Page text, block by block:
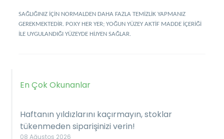
SAĞLIĞINIZ İÇİN NORMALDEN DAHA FAZLA TEMİZLİK YAPMANIZ
GEREKMEKTEDİR. POXY HER YER; YOĞUN YÜZEY AKTİF MADDE İÇERİĞİ
İLE UYGULANDIĞI YÜZEYDE HİJYEN SAĞLAR.
En Çok Okunanlar
Haftanın yıldızlarını kaçırmayın, stoklar
tükenmeden siparişinizi verin!
08 Ağustos 2026